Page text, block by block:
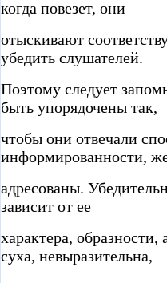
когда повезет, они
отыскивают
убедить слушателей.
Поэтому следует
быть упорядочены так,
чтобы они отвечали
информированности,
адресованы.
зависит от ее
характера,
суха, невыразительна,